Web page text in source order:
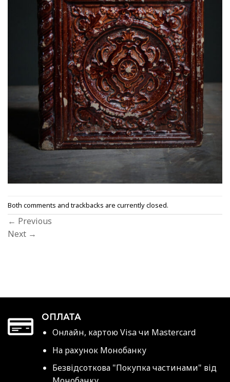
Both comments and trackbacks are currently closed.
← Previous
Next →
ОПЛАТА
Онлайн, картою Visa чи Mastercard
На рахунок Монобанку
Безвідсоткова "Покупка частинами" від